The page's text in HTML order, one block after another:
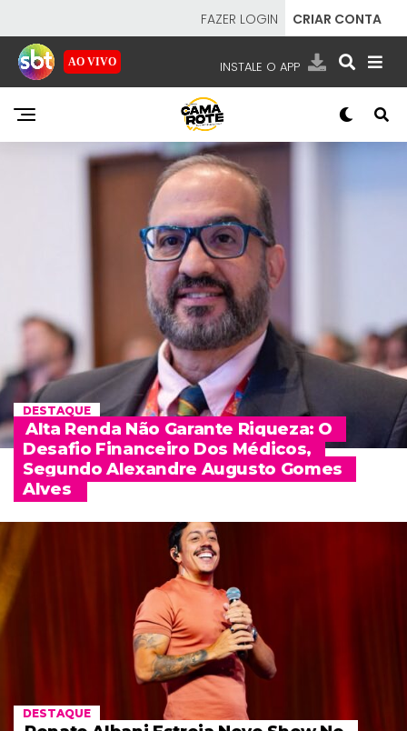
FAZER LOGIN CRIAR CONTA
AO VIVO INSTALE O APP
EMISSORAS
NOSSAS REDES
- SISTEMA BRASILEIRO DE TELEVISÃO
DESTAQUE
Alta Renda Não Garante Riqueza: O
Desafio Financeiro Dos Médicos,
Segundo Alexandre Augusto Gomes
Alves
DESTAQUE